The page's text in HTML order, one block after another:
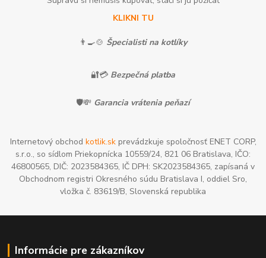
KLIKNI TU
👨‍🍳🍲 Špecialisti na kotlíky
🔐💳 Bezpečná platba
🛡️💸 Garancia vrátenia peňazí
Internetový obchod kotlik.skprevádzkuje spoločnosť ENET CORP,
s.r.o., so sídlom Priekopnícka 10559/24, 821 06 Bratislava, IČO:
46800565, DIČ: 2023584365, IČ DPH: SK2023584365, zapísaná v
Obchodnom registri Okresného súdu Bratislava I, oddiel Sro,
vložka č. 83619/B, Slovenská republika
Informácie pre zákazníkov